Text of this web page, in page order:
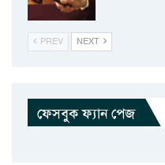
PREV NEXT
ফেসবুক ফ্যান পেজ